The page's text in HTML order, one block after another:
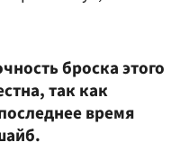
броска этого
так как
время